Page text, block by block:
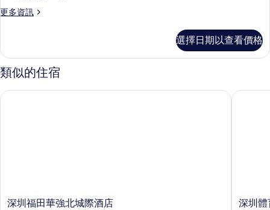
的
有
相
片
更多資訊
更
双
床
房
詳
選擇日期以查看價格
類似的住宿
深
深圳福田華強北城際酒店
深圳福田華強北城際酒店
深
深圳體
深圳體